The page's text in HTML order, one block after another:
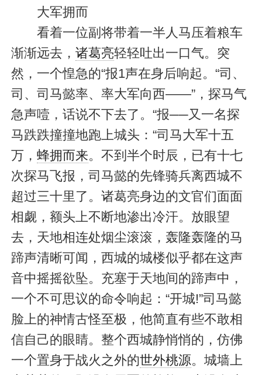
大军拥而
看着一位副将带着一半人马压着粮车
渐渐远去， 诸葛亮轻轻吐出一口气。突
然，一个惶急的“报1声在身后响起。“司、
司、司马懿率、率大军向西——”，探马气
急声噎，话说不下去了。“报──又一名探
马跌跌撞撞地跑上城头：“司马大军十五
万， 蜂拥而来。不到半个时辰，已有十七
次探马飞报，司马懿的先锋骑兵离西城不
超过三十里了。诸葛亮身边的文官们面面
相觑，额头上不断地渗出冷汗。放眼望
去，天地相连处烟尘滚滚，轰隆轰隆的马
蹄声清晰可闻，西城的城楼似乎都在这声
音中摇摇欲坠。充塞于天地间的蹄声中，
一个不可思议的命令响起：“开城!”司马懿
脸上的神情古怪至极，他简直有些不敢相
信自己的眼睛。整个西城静悄悄的，仿佛
一个置身于战火之外的世外桃源。城墙上